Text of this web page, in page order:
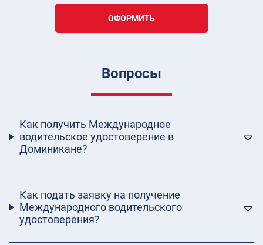
ОФОРМИТЬ
Вопросы
Как получить Международное
водительское удостоверение в
Доминикане?
Как подать заявку на получение
Международного водительского
удостоверения?